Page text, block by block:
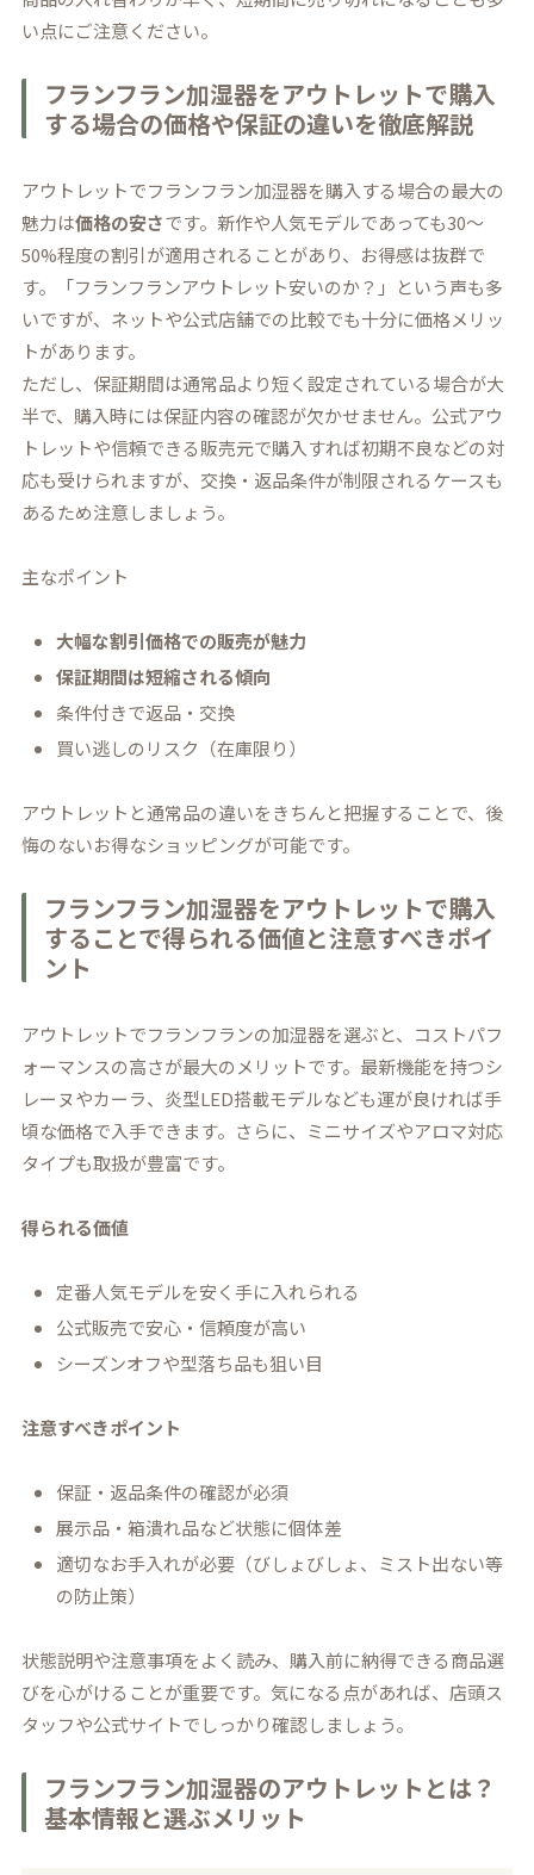
い点にご注意ください。
フランフラン加湿器をアウトレットで購入
する場合の価格や保証の違いを徹底解説
アウトレットでフランフラン加湿器を購入する場合の最大の
魅力は価格の安さです。新作や人気モデルであっても30～
50%程度の割引が適用されることがあり、お得感は抜群で
す。「フランフランアウトレット安いのか？」という声も多
いですが、ネットや公式店舗での比較でも十分に価格メリッ
トがあります。
ただし、保証期間は通常品より短く設定されている場合が大
半で、購入時には保証内容の確認が欠かせません。公式アウ
トレットや信頼できる販売元で購入すれば初期不良などの対
応も受けられますが、交換・返品条件が制限されるケースも
あるため注意しましょう。
主なポイント
大幅な割引価格での販売が魅力
保証期間は短縮される傾向
条件付きで返品・交換
買い逃しのリスク（在庫限り）
アウトレットと通常品の違いをきちんと把握することで、後
悔のないお得なショッピングが可能です。
フランフラン加湿器をアウトレットで購入
することで得られる価値と注意すべきポイ
ント
アウトレットでフランフランの加湿器を選ぶと、コストパフ
ォーマンスの高さが最大のメリットです。最新機能を持つシ
レーヌやカーラ、炎型LED搭載モデルなども運が良ければ手
頃な価格で入手できます。さらに、ミニサイズやアロマ対応
タイプも取扱が豊富です。
得られる価値
定番人気モデルを安く手に入れられる
公式販売で安心・信頼度が高い
シーズンオフや型落ち品も狙い目
注意すべきポイント
保証・返品条件の確認が必須
展示品・箱潰れ品など状態に個体差
適切なお手入れが必要（びしょびしょ、ミスト出ない等
の防止策）
状態説明や注意事項をよく読み、購入前に納得できる商品選
びを心がけることが重要です。気になる点があれば、店頭ス
タッフや公式サイトでしっかり確認しましょう。
フランフラン加湿器のアウトレットとは？
基本情報と選ぶメリット